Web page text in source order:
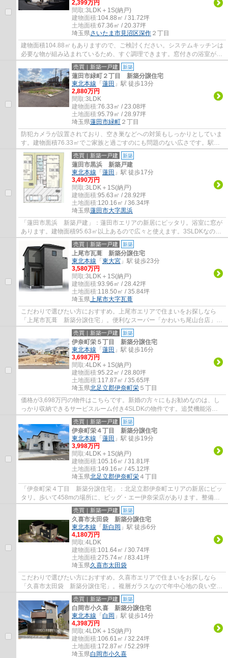
2,399万円
間取:3LDK＋1S(納戸)
建物面積:104.88㎡ / 31.72坪
土地面積:67.36㎡ / 20.37坪
埼玉県さいたま市見沼区深作 ２丁目
建物面積104.88㎡もありますので、ご検討ください。システムキッチンは
必要な物が組み込まれているため、すぐ調理できます。窓付きの浴室が付
いており、衛生面の心配も要りません。設...
売買｜新築一戸建 新築
蓮田市緑町２丁目 新築分譲住宅
東北本線 「 蓮田 」駅 徒歩13分
2,880万円
間取:3LDK
建物面積:76.33㎡ / 23.08坪
土地面積:95.79㎡ / 28.97坪
埼玉県蓮田市緑町 ２丁目
防犯カメラが設置されており、空き巣などへの対策もしっかりとしていま
す。建物面積76.33㎡でご家族と過ごすのにも問題のない広さです。駅か
ら徒歩13分の物件です。TVインターフォン付...
売買｜新築一戸建 新築
蓮田市黒浜 新築戸建
東北本線 「 蓮田 」駅 徒歩17分
3,490万円
間取:3LDK＋1S(納戸)
建物面積:95.63㎡ / 28.92坪
土地面積:120.16㎡ / 36.34坪
埼玉県蓮田市大字黒浜
「蓮田市黒浜 新築戸建」：蓮田市エリアの新居にピッタリ。浴室に窓が
あります。建物面積95.63㎡以上あるので広々と使えます。3SLDKなので
様々な使い方が可能なサービスルームが付い...
売買｜新築一戸建 新築
上尾市瓦葺 新築分譲住宅
東北本線 「 東大宮 」駅 徒歩23分
3,580万円
間取:3LDK＋1S(納戸)
建物面積:93.96㎡ / 28.42坪
土地面積:118.50㎡ / 35.84坪
埼玉県上尾市大字瓦葺
こだわりで選びたい方におすすめ。上尾市エリアで住まいをお探しなら
「上尾市瓦葺 新築分譲住宅」。便利なスーパー「かわいち尾山台店」ま
で422mです。家から上尾市役所尾山台出張所...
売買｜新築一戸建 新築
伊奈町栄５丁目 新築分譲住宅
東北本線 「 蓮田 」駅 徒歩16分
3,698万円
間取:4LDK＋1S(納戸)
建物面積:95.22㎡ / 28.80坪
土地面積:117.87㎡ / 35.65坪
埼玉県北足立郡伊奈町栄 ５丁目
価格が3,698万円の物件はこちらです。新婚の方々にもお勧めなのは、し
っかり収納できるサービスルーム付き4SLDKの物件です。追焚機能浴室
は利便性が高いので、あって損はありません。...
売買｜新築一戸建 新築
伊奈町栄４丁目 新築分譲住宅
東北本線 「 蓮田 」駅 徒歩19分
3,998万円
間取:4LDK＋1S(納戸)
建物面積:105.16㎡ / 31.81坪
土地面積:149.16㎡ / 45.12坪
埼玉県北足立郡伊奈町栄 ４丁目
「伊奈町栄４丁目 新築分譲住宅」：北足立郡伊奈町エリアの新居にピッ
タリ。歩いて458mの場所に、ビッグ・エー伊奈栄店があります。整備さ
れた歩道が近くにありますので、安全で快適...
売買｜新築一戸建 新築
久喜市太田袋 新築分譲住宅
東北本線 「 新白岡 」駅 徒歩6分
4,180万円
間取:4LDK
建物面積:101.64㎡ / 30.74坪
土地面積:275.74㎡ / 83.41坪
埼玉県久喜市太田袋
こだわりで選びたい方におすすめ。久喜市エリアで住まいをお探しなら
「久喜市太田袋 新築分譲住宅」。複層ガラスなので年中心地の良い空間
で電気料金の節約もできます。新築の戸建て...
売買｜新築一戸建 新築
白岡市小久喜 新築分譲住宅
東北本線 「 白岡 」駅 徒歩14分
4,398万円
間取:4LDK＋1S(納戸)
建物面積:106.61㎡ / 32.24坪
土地面積:172.87㎡ / 52.29坪
埼玉県白岡市小久喜